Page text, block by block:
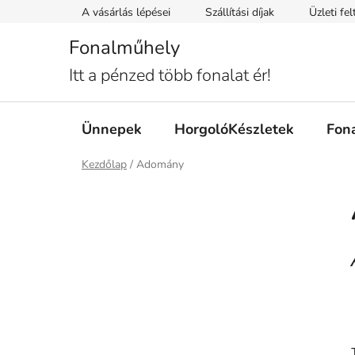
A vásárlás lépései Szállítási díjak Üzleti
Fonalműhely
Itt a pénzed több fonalat ér!
Ünnepek HorgolóKészletek
Kezdőlap / Adomány